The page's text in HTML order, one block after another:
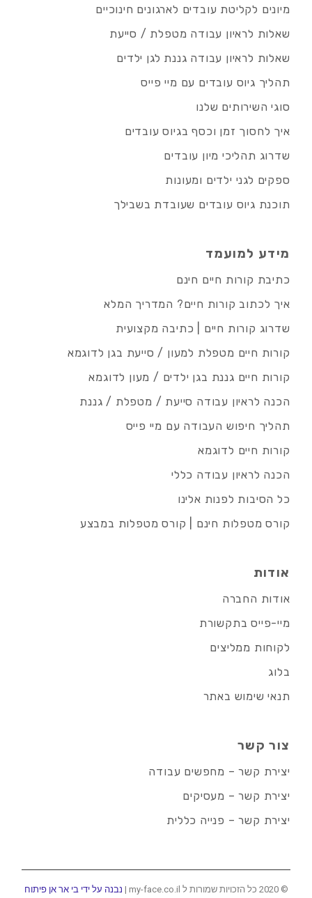
מיונים לקליטת עובדים לארגונים חינוכיים
שאלות לראיון עבודה מטפלת / סייעת
שאלות לראיון עבודה גננת לגן ילדים
תהליך גיוס עובדים עם מיי פייס
סוגי השירותים שלנו
איך לחסוך זמן וכסף בגיוס עובדים
שדרוג תהליכי מיון עובדים
ספקים לגני ילדים ומעונות
תוכנת גיוס עובדים שעובדת בשבילך
מידע למועמד
כתיבת קורות חיים חינם
איך לכתוב קורות חיים? המדריך המלא
שדרוג קורות חיים | כתיבה מקצועית
קורות חיים מטפלת למעון / סייעת בגן לדוגמא
קורות חיים גננת בגן ילדים / מעון לדוגמא
הכנה לראיון עבודה סייעת / מטפלת / גננת
תהליך חיפוש העבודה עם מיי פייס
קורות חיים לדוגמא
הכנה לראיון עבודה כללי
כל הסיבות לפנות אלינו
קורס מטפלות חינם | קורס מטפלות במבצע
אודות
אודות החברה
מיי-פייס בתקשורת
לקוחות ממליצים
בלוג
תנאי שימוש באתר
צור קשר
יצירת קשר – מחפשים עבודה
יצירת קשר – מעסיקים
יצירת קשר – פנייה כללית
© 2020 כל הזכויות שמורות ל my-face.co.il |
נבנה על ידי בי אר אן פיתוח